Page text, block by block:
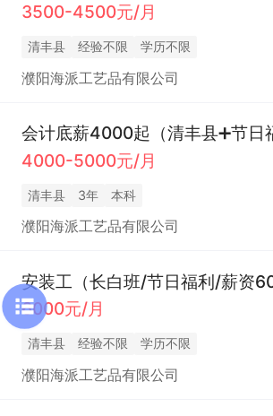
3500-4500元/月
清丰县 经验不限 学历不限
濮阳海派工艺品有限公司
4000-5000元/月
清丰县 3年 本科
濮阳海派工艺品有限公司
6000元/月
清丰县 经验不限 学历不限
濮阳海派工艺品有限公司